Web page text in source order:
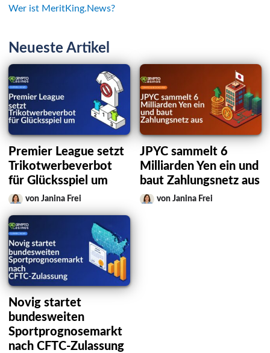
Wer ist MeritKing.News?
Neueste Artikel
Premier League setzt
Trikotwerbeverbot
für Glücksspiel um
von Janina Frei
JPYC sammelt 6
Milliarden Yen ein und
baut Zahlungsnetz aus
von Janina Frei
Novig startet
bundesweiten
Sportprognosemarkt
nach CFTC-Zulassung